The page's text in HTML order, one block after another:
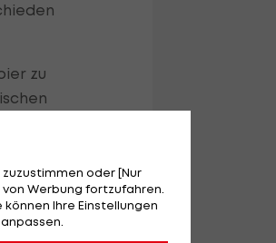
zu
soll
oder [Nur
von Werbung fortzufahren.
Ihre Einstellungen